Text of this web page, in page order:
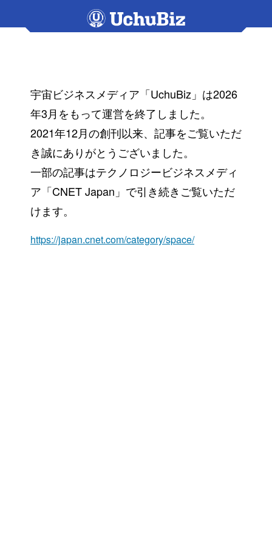
宇宙ビジネスメディア「UchuBiz」は2026
年3月をもって運営を終了しました。
2021年12月の創刊以来、記事をご覧いただ
き誠にありがとうございました。
一部の記事はテクノロジービジネスメディ
ア「CNET Japan」で引き続きご覧いただ
けます。
https://japan.cnet.com/category/space/